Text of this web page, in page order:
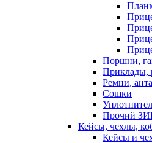
Поршни,
Приклады,
Ремни,
Сошки
Прочий
Кейсы, чехлы,
Кейсы и